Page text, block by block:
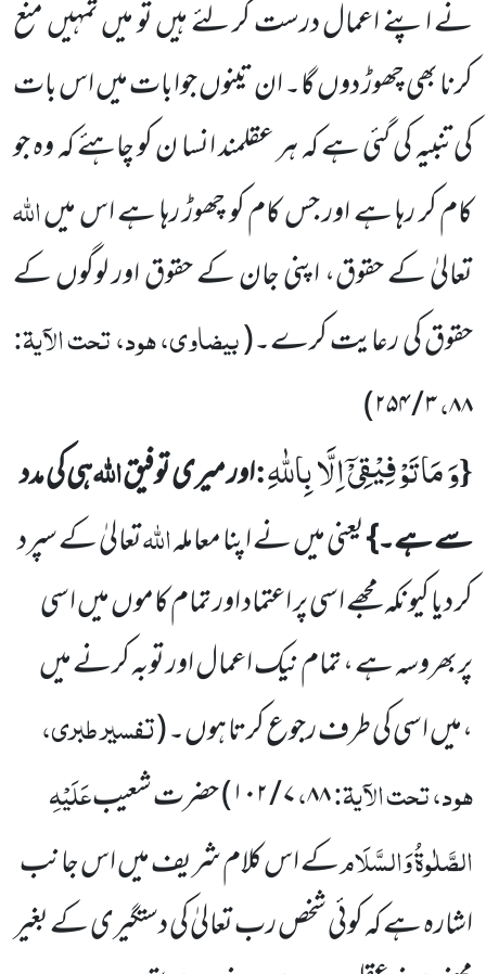
نے اپنے اعمال درست کر لئے ہیںتو میں تمہیں منع
کرنا بھی چھوڑ دوں گا۔ ان تینوں جوابات میں اس بات
کی تنبیہ کی گئی ہے کہ ہر عقلمند انسا ن کو چاہئے کہ وہ جو
کامکر رہا ہے اور جس کام کو چھوڑ رہا ہے اس میںاللہ
تعالیٰ کے حقوق، اپنی جان کے حقوق اور لوگوں کے
حقوق کی رعایت کرے۔(بیضاوی، ہود، تحت الآیۃ:
۸۸،۳/۲۵۴)
{وَ مَا تَوْفِیْقِیْۤ اِلَّا بِاللّٰهِ:اور میری توفیقاللہہی کی مدد
سے ہے۔}یعنی میں نے اپنا معاملہاللہتعالیٰ کے سپرد
کر دیا کیونکہ مجھے اسی پر اعتماد اور تمام کاموں میں اسی
پربھروسہ ہے، تمام نیک اعمال اور توبہ کرنے میں
،میں اسی کی طرف رجوعکرتا ہوں۔(تفسیر طبری،
ہود، تحت الآیۃ:۸۸،۷/۱۰۲)حضرت شعیبعَلَیْہِ
الصَّلٰوۃُ وَالسَّلَامکے اس کلام شریف میں اس جانب
اشارہ ہے کہ کوئی شخص رب تعالیٰ کی دستگیری کے بغیر